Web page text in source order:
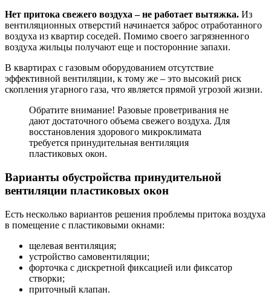
Нет притока свежего воздуха – не работает вытяжка. Из
вентиляционных отверстий начинается заброс отработанного
воздуха из квартир соседей. Помимо своего загрязненного
воздуха жильцы получают еще и посторонние запахи.
В квартирах с газовым оборудованием отсутствие
эффективной вентиляции, к тому же – это высокий риск
скопления угарного газа, что является прямой угрозой жизни.
Обратите внимание! Разовые проветривания не
дают достаточного объема свежего воздуха. Для
восстановления здорового микроклимата
требуется принудительная вентиляция
пластиковых окон.
Варианты обустройства принудительной
вентиляции пластиковых окон
Есть несколько вариантов решения проблемы притока воздуха
в помещение с пластиковыми окнами:
щелевая вентиляция;
устройство самовентиляции;
форточка с дискретной фиксацией или фиксатор
створки;
приточный клапан.